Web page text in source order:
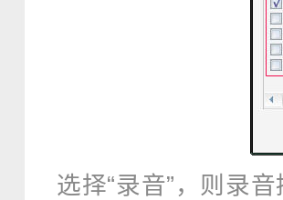
选择“录音”，则录